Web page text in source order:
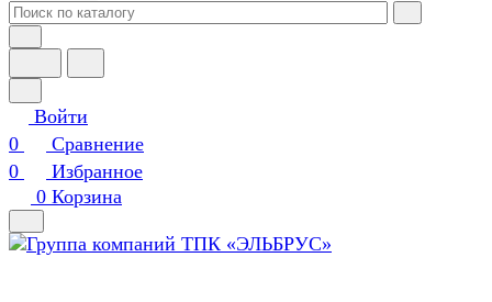
Войти
0
Сравнение
0
Избранное
0 Корзина